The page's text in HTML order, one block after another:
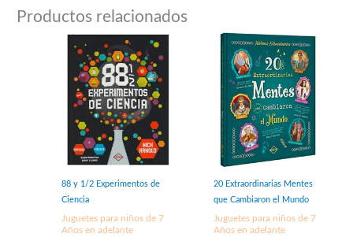
Productos relacionados
88 y 1/2 Experimentos de
Ciencia
Juguetes para niños de 7
Años en adelante
20 Extraordinarias Mentes
que Cambiaron el Mundo
Juguetes para niños de 7
Años en adelante